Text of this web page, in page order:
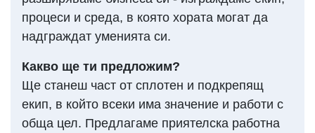
процеси и среда, в която хората могат да
надграждат уменията си.
Какво ще ти предложим?
Ще станеш част от сплотен и подкрепящ
екип, в който всеки има значение и работи с
обща цел. Предлагаме приятелска работна